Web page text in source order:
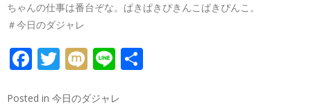
ちゃんの仕事は番台ぞな。ぱきぱきぴきんこぱきぴんこ。
＃今日のダジャレ
FACEBOOK
TWITTER
MIXILINE
Posted in 今日のダジャレ